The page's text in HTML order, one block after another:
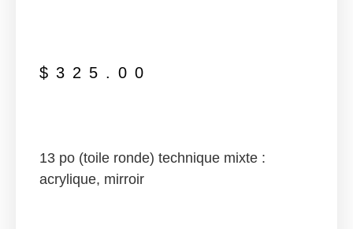
$ 325.00
13 po (toile ronde) technique mixte :
acrylique, mirroir